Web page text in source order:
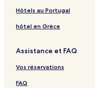
Hôtels au Portugal
hôtel en Grèce
Assistance et FAQ
Vos réservations
FAQ